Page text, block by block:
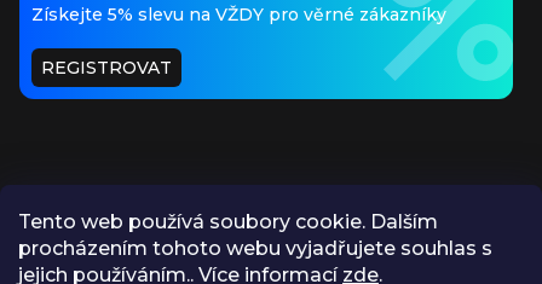
Tento web používá soubory cookie. Dalším
procházením tohoto webu vyjadřujete souhlas s
jejich používáním.. Více informací zde.
Získejte 5% slevu na VŽDY pro věrné zákazníky
REGISTROVAT
PŘIJÍMÁME ONLINE PLATBY